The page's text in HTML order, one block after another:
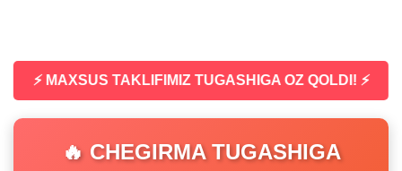
⚡ MAXSUS TAKLIFIMIZ TUGASHIGA OZ QOLDI! ⚡
🔥 CHEGIRMA TUGASHIGA